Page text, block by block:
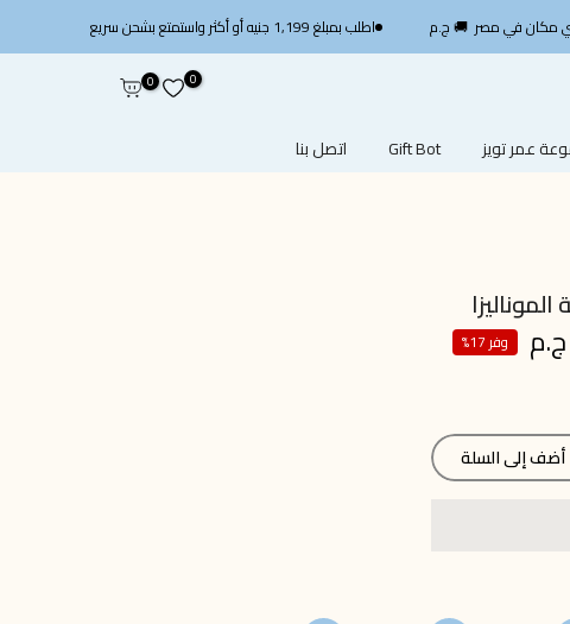
مصر 🚚 ج.م اطلب بمبلغ 1,199 جنيه أو أكثر واستمتع بشحن سريع مجاني — استخدم الكود
0
0
عمر تويز Gift Bot اتصل بنا
وفر 17%
أضف إلى السلة